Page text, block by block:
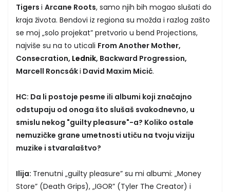
Tigers i Arcane Roots, samo njih bih mogao slušati do
kraja života. Bendovi iz regiona su možda i razlog zašto
se moj „solo projekat” pretvorio u bend Projections,
najviše su na to uticali From Another Mother,
Consecration, Lednik, Backward Progression,
Marcell Roncsáki David Maxim Micić.
HC: Da li postoje pesme ili albumi koji značajno
odstupaju od onoga što slušaš svakodnevno, u
smislu nekog "guilty pleasure"-a? Koliko ostale
nemuzičke grane umetnosti utiču na tvoju viziju
muzike i stvaralaštvo?
Ilija: Trenutni „guilty pleasure” su mi albumi: „Money
Store” (Death Grips), „IGOR” (Tyler The Creator) i